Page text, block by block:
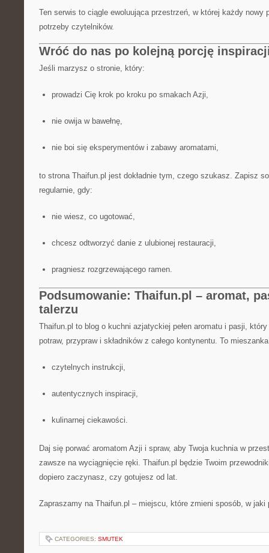
Ten serwis to ciągle ewoluująca przestrzeń, w której każdy nowy
potrzeby czytelników.
Wróć do nas po kolejną porcję
Jeśli marzysz o stronie, który:
prowadzi Cię krok po kroku po smakach Azji,
nie owija w bawełnę,
nie boi się eksperymentów i zabawy aromatami,
to strona Thaifun.pl jest dokładnie tym, czego szukasz. Zapisz
regularnie, gdy:
nie wiesz, co ugotować,
chcesz odtworzyć danie z ulubionej restauracji,
pragniesz rozgrzewającego ramen.
Podsumowanie: Thaifun.pl – aromat,
talerzu
Thaifun.pl to blog o kuchni azjatyckiej pełen aromatu i pasji,
potraw, przypraw i składników z całego kontynentu. To
czytelnych instrukcji,
autentycznych inspiracji,
kulinarnej ciekawości.
Daj się porwać aromatom Azji i spraw, aby Twoja kuchnia w
zawsze na wyciągnięcie ręki. Thaifun.pl będzie Twoim
dopiero zaczynasz, czy gotujesz od lat.
Zapraszamy na Thaifun.pl – miejscu, które zmieni sposób, w jaki
CATEGORIES: SMUTEK